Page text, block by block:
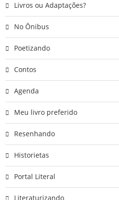
Livros ou Adaptações?
No Ônibus
Poetizando
Contos
Agenda
Meu livro preferido
Resenhando
Historietas
Portal Literal
Literaturizando